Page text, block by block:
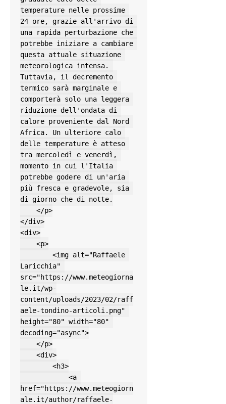
temperature nelle prossime
24 ore, grazie all'arrivo di
una rapida perturbazione che
potrebbe iniziare a cambiare
questa attuale situazione
meteorologica intensa.
Tuttavia, il decremento
termico sarà marginale e
comporterà solo una leggera
riduzione dell'ondata di
calore proveniente dal Nord
Africa. Un ulteriore calo
delle temperature è atteso
tra mercoledì e venerdì,
momento in cui l'Italia
potrebbe godere di un'aria
più fresca e gradevole, sia
di giorno che di notte.
</div>
<div>
Laricchia"
src="https://www.meteogiorna
le.it/wp-
content/uploads/2023/02/raff
aele-tondino-articoli.png"
height="80" width="80"
decoding="async">
href="https://www.meteogiorn
ale.it/author/raffaele-